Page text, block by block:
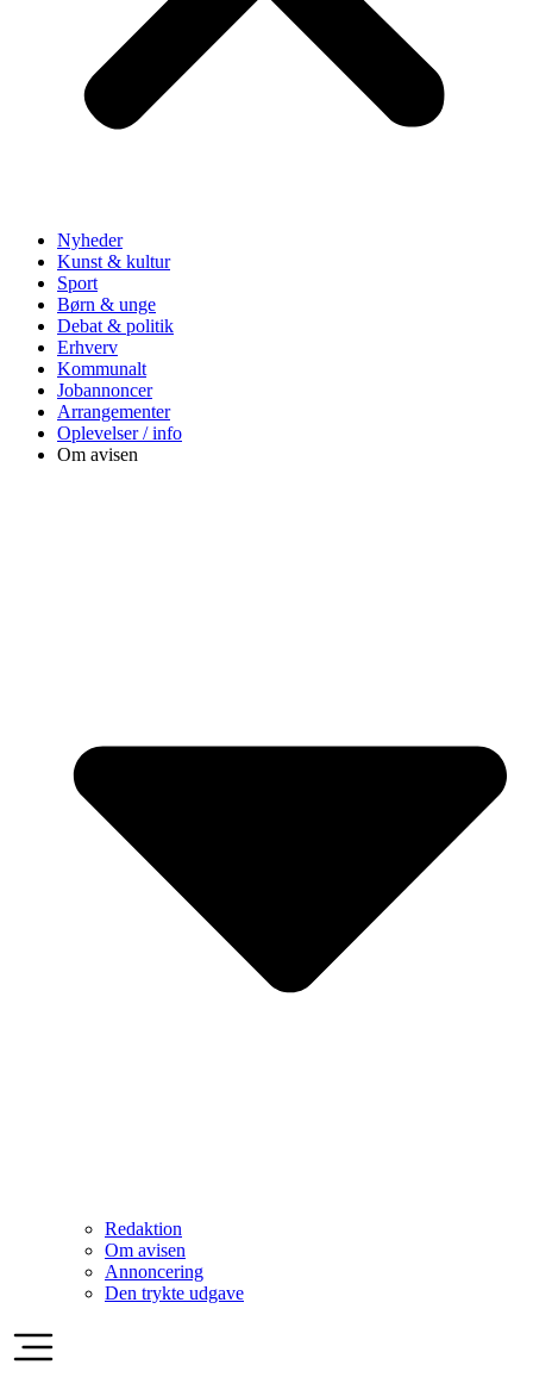
Nyheder
Kunst & kultur
Sport
Børn & unge
Debat & politik
Erhverv
Kommunalt
Jobannoncer
Arrangementer
Oplevelser / info
Om avisen
Redaktion
Om avisen
Annoncering
Den trykte udgave